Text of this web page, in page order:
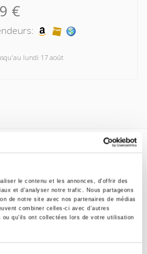
le contenu et les annonces, d'offrir des
et d'analyser notre trafic. Nous partageons
de notre site avec nos partenaires de médias
combiner celles-ci avec d'autres
ou qu'ils ont collectées lors de votre utilisation
€
lundi 17 août